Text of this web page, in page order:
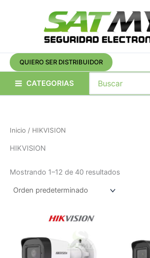
QUIERO SER DISTRIBUIDOR
CATEGORIAS
Inicio / HIKVISION
HIKVISION
Mostrando 1–12 de 40 resultados